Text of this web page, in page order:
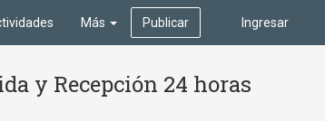
Ingresar
Más Publicar
y Recepción 24 horas